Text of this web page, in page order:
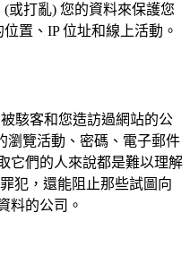
或打亂) 您的資料來保護您
置、IP 位址和線上活動。
駭客和您造訪過網站的公
瀏覽活動、密碼、電子郵件
它們的人來說都是難以理解
犯，還能阻止那些試圖向
料的公司。